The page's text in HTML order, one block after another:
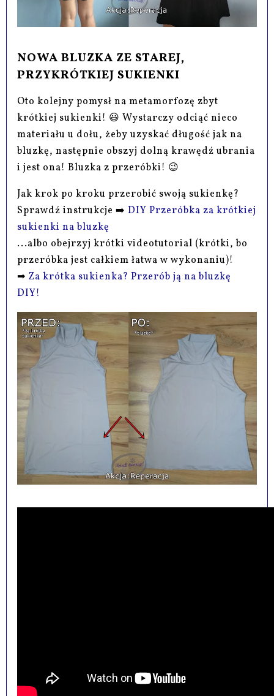
NOWA BLUZKA ZE STAREJ,
PRZYKRÓTKIEJ SUKIENKI
Oto kolejny pomysł na metamorfozę zbyt
krótkiej sukienki! 😃 Wystarczy odciąć nieco
materiału u dołu, żeby uzyskać długość jak na
bluzkę, następnie obszyj dolną krawędź ubrania
i jest ona! Bluzka z przeróbki! 😉
Jak krok po kroku przerobić swoją sukienkę?
Sprawdź instrukcje ➡️DIY Przeróbka za krótkiej
sukienki na bluzkę
...albo obejrzyj krótki videotutorial (krótki, bo
przeróbka jest całkiem łatwa w wykonaniu)!
➡ Za krótka sukienka? Przerób ją na bluzkę
DIY!